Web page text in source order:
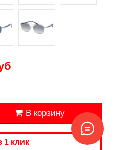
В корзину
1 клик